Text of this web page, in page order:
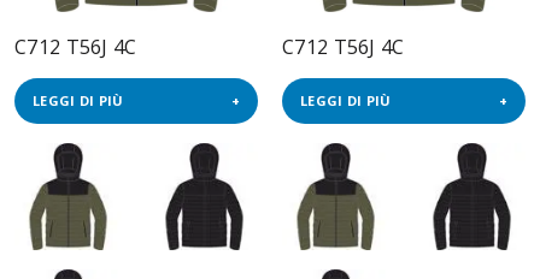
C712 T56J 4C
LEGGI DI PIÙ
C712 T56J 4C
LEGGI DI PIÙ